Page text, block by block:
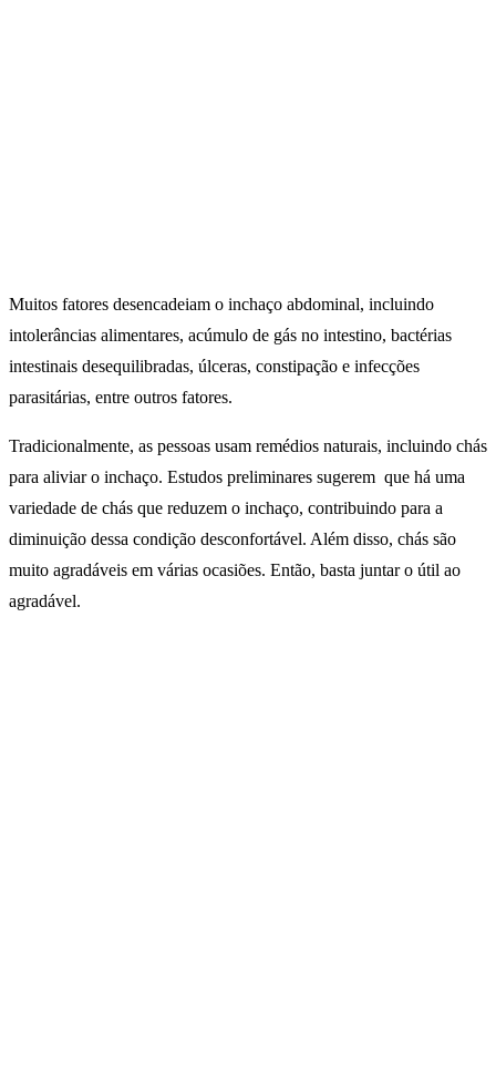
Muitos fatores desencadeiam o inchaço abdominal, incluindo
intolerâncias alimentares, acúmulo de gás no intestino, bactérias
intestinais desequilibradas, úlceras, constipação e infecções
parasitárias, entre outros fatores.
Tradicionalmente, as pessoas usam remédios naturais, incluindo chás
para aliviar o inchaço. Estudos preliminares sugerem que há uma
variedade de chás que reduzem o inchaço, contribuindo para a
diminuição dessa condição desconfortável. Além disso, chás são
muito agradáveis em várias ocasiões. Então, basta juntar o útil ao
agradável.